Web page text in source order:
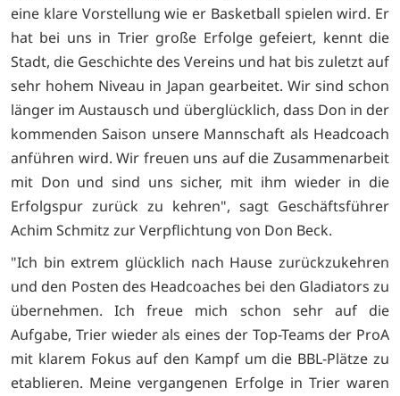
eine klare Vorstellung wie er Basketball spielen wird. Er
hat bei uns in Trier große Erfolge gefeiert, kennt die
Stadt, die Geschichte des Vereins und hat bis zuletzt auf
sehr hohem Niveau in Japan gearbeitet. Wir sind schon
länger im Austausch und überglücklich, dass Don in der
kommenden Saison unsere Mannschaft als Headcoach
anführen wird. Wir freuen uns auf die Zusammenarbeit
mit Don und sind uns sicher, mit ihm wieder in die
Erfolgspur zurück zu kehren", sagt Geschäftsführer
Achim Schmitz zur Verpflichtung von Don Beck.
"Ich bin extrem glücklich nach Hause zurückzukehren
und den Posten des Headcoaches bei den Gladiators zu
übernehmen. Ich freue mich schon sehr auf die
Aufgabe, Trier wieder als eines der Top-Teams der ProA
mit klarem Fokus auf den Kampf um die BBL-Plätze zu
etablieren. Meine vergangenen Erfolge in Trier waren